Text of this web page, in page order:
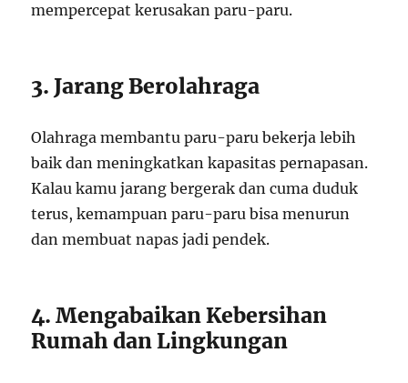
mempercepat kerusakan paru-paru.
3. Jarang Berolahraga
Olahraga membantu paru-paru bekerja lebih
baik dan meningkatkan kapasitas pernapasan.
Kalau kamu jarang bergerak dan cuma duduk
terus, kemampuan paru-paru bisa menurun
dan membuat napas jadi pendek.
4. Mengabaikan Kebersihan
Rumah dan Lingkungan